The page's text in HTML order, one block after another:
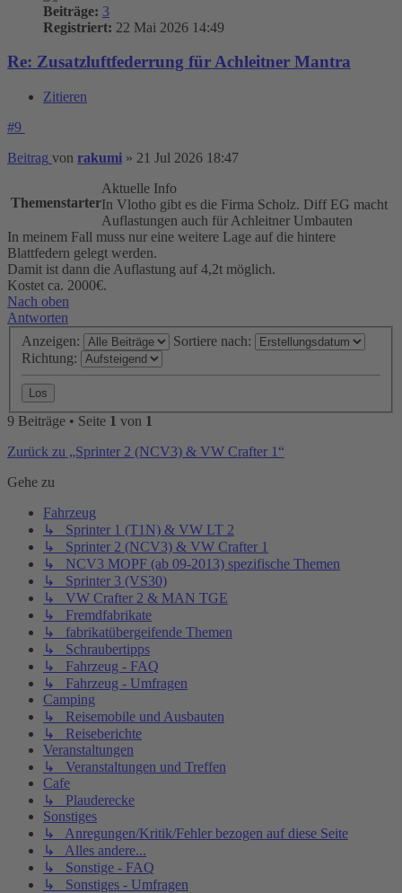
Beiträge: 3
Registriert: 22 Mai 2026 14:49
Re: Zusatzluftfederrung für Achleitner Mantra
Zitieren
#9
Beitrag von rakumi » 21 Jul 2026 18:47
Themenstarter
Aktuelle Info
In Vlotho gibt es die Firma Scholz. Diff EG macht
Auflastungen auch für Achleitner Umbauten
In meinem Fall muss nur eine weitere Lage auf die hintere
Blattfedern gelegt werden.
Damit ist dann die Auflastung auf 4,2t möglich.
Kostet ca. 2000€.
Nach oben
Antworten
Anzeigen:
Sortiere nach:
Richtung:
9 Beiträge • Seite 1 von 1
Zurück zu „Sprinter 2 (NCV3) & VW Crafter 1“
Gehe zu
Fahrzeug
↳ Sprinter 1 (T1N) & VW LT 2
↳ Sprinter 2 (NCV3) & VW Crafter 1
↳ NCV3 MOPF (ab 09-2013) spezifische Themen
↳ Sprinter 3 (VS30)
↳ VW Crafter 2 & MAN TGE
↳ Fremdfabrikate
↳ fabrikatübergeifende Themen
↳ Schraubertipps
↳ Fahrzeug - FAQ
↳ Fahrzeug - Umfragen
Camping
↳ Reisemobile und Ausbauten
↳ Reiseberichte
Veranstaltungen
↳ Veranstaltungen und Treffen
Cafe
↳ Plauderecke
Sonstiges
↳ Anregungen/Kritik/Fehler bezogen auf diese Seite
↳ Alles andere...
↳ Sonstige - FAQ
↳ Sonstiges - Umfragen